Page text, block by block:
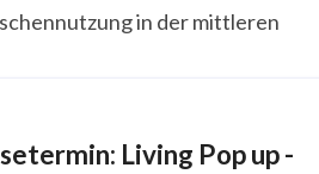
in der mittleren
Living Pop up -